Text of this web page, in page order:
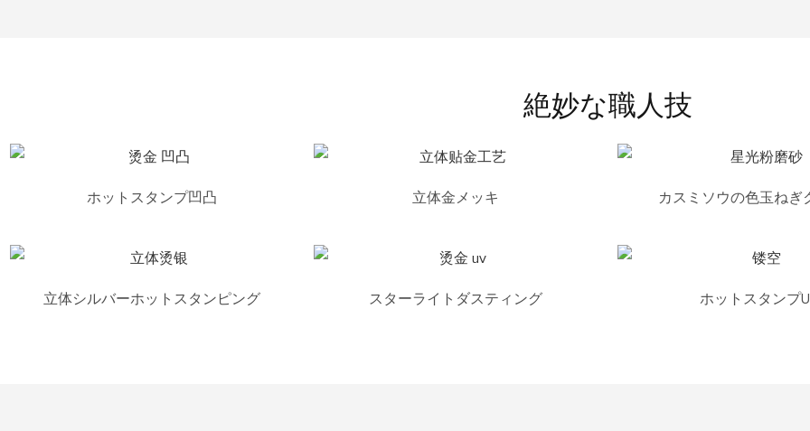
絶妙な職人技
ホットスタンプ凹凸 立体金メッキ カスミソウの色玉ねぎ
立体シルバーホットスタンピング スターライトダスティング ホットスタンプ